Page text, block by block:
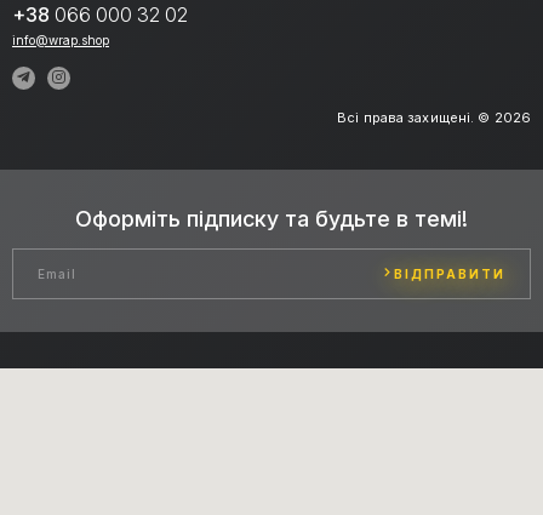
+38 066 000 32 02
info@wrap.shop
Всі права захищені. © 2026
Оформіть підписку та будьте в темі!
ВІДПРАВИТИ